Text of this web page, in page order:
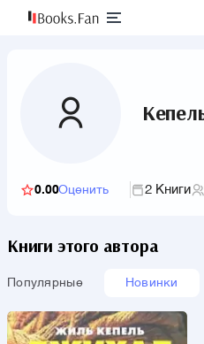
0.00Оценить 2 Книги
Книги этого автора
Популярные Новинки